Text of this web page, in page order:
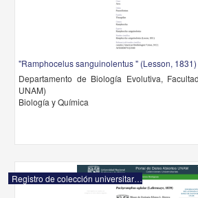
"Ramphocelus sanguinolentus " (Lesson, 1831)
Departamento de Biología Evolutiva,
UNAM)
Biología y Química
Registro de colección universitaria